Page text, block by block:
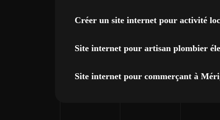
Créer un site internet pour activité
Site internet pour artisan plombier
Site internet pour commerçant à